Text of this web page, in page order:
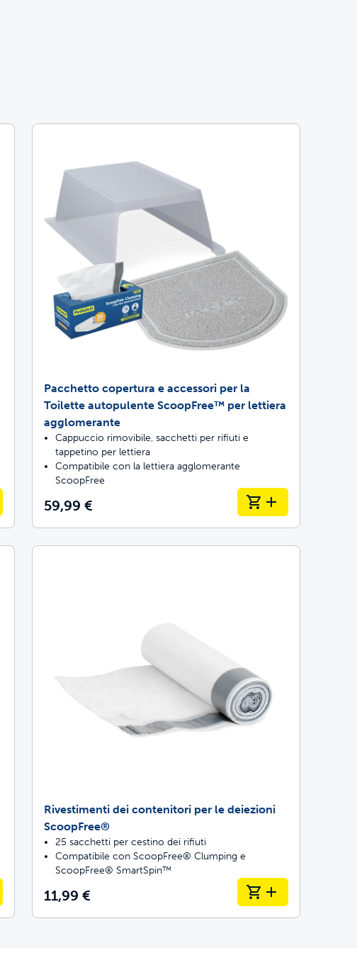
Pacchetto copertura e accessori per la
Toilette autopulente ScoopFree™ per lettiera
agglomerante
Cappuccio rimovibile, sacchetti per rifiuti e
tappetino per lettiera
Compatibile con la lettiera agglomerante
ScoopFree
59,99 €
Rivestimenti dei contenitori per le deiezioni
ScoopFree®
25 sacchetti per cestino dei rifiuti
Compatibile con ScoopFree® Clumping e
ScoopFree® SmartSpin™
11,99 €